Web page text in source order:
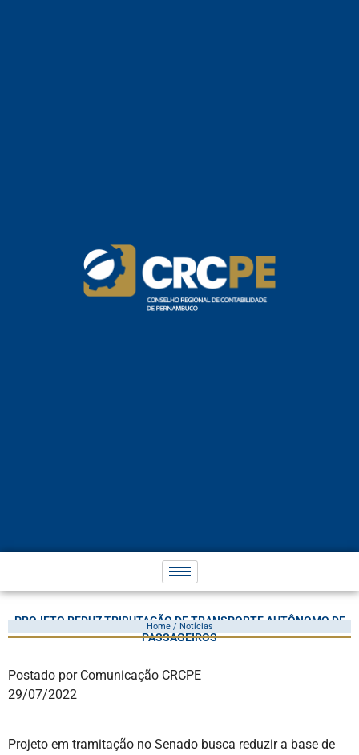
PROJETO REDUZ TRIBUTAÇÃO DE TRANSPORTE AUTÔNOMO DE
PASSAGEIROS
Home / Notícias
Postado por Comunicação CRCPE
29/07/2022
Projeto em tramitação no Senado busca reduzir a base de